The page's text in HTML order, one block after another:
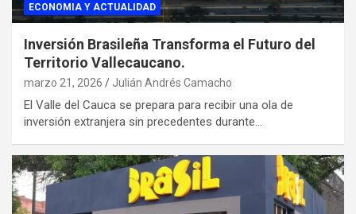
ECONOMIA Y ACTUALIDAD
Inversión Brasileña Transforma el Futuro del
Territorio Vallecaucano.
marzo 21, 2026 Julián Andrés Camacho
El Valle del Cauca se prepara para recibir una ola de
inversión extranjera sin precedentes durante…